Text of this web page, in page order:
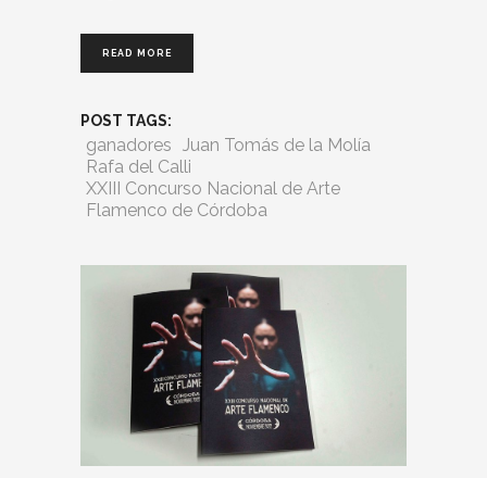
READ MORE
POST TAGS:
ganadores Juan Tomás de la Molía
Rafa del Calli
XXIII Concurso Nacional de Arte
Flamenco de Córdoba